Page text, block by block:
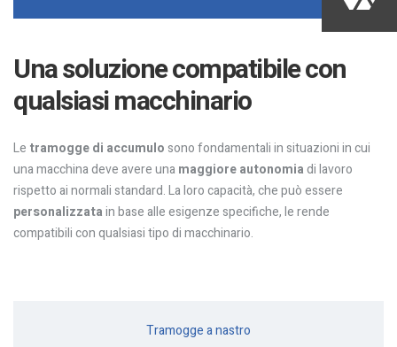
Una soluzione compatibile con
qualsiasi macchinario
Le tramogge di accumulosono fondamentali in situazioni in cui
una macchina deve avere unamaggiore autonomiadi lavoro
rispetto ai normali standard. La loro capacità, che può essere
personalizzatain base alle esigenze specifiche, le rende
compatibili con qualsiasi tipo di macchinario.
Tramogge a nastro